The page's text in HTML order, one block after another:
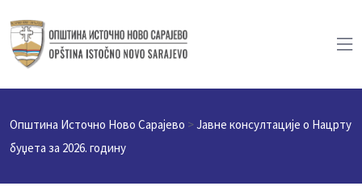
Општина Источно Ново Сарајево >Јавне консултације о Нацрту
буџета за 2026. годину